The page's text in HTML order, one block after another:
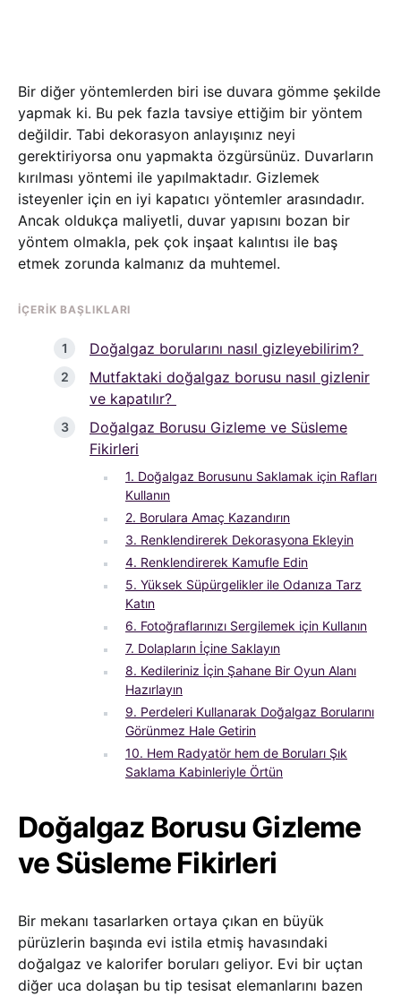
Bir diğer yöntemlerden biri ise duvara gömme şekilde
yapmak ki. Bu pek fazla tavsiye ettiğim bir yöntem
değildir. Tabi dekorasyon anlayışınız neyi
gerektiriyorsa onu yapmakta özgürsünüz. Duvarların
kırılması yöntemi ile yapılmaktadır. Gizlemek
isteyenler için en iyi kapatıcı yöntemler arasındadır.
Ancak oldukça maliyetli, duvar yapısını bozan bir
yöntem olmakla, pek çok inşaat kalıntısı ile baş
etmek zorunda kalmanız da muhtemel.
İÇERIK BAŞLIKLARI
Doğalgaz borularını nasıl gizleyebilirim?
Mutfaktaki doğalgaz borusu nasıl gizlenir
ve kapatılır?
Doğalgaz Borusu Gizleme ve Süsleme
Fikirleri
1. Doğalgaz Borusunu Saklamak için Rafları
Kullanın
2. Borulara Amaç Kazandırın
3. Renklendirerek Dekorasyona Ekleyin
4. Renklendirerek Kamufle Edin
5. Yüksek Süpürgelikler ile Odanıza Tarz
Katın
6. Fotoğraflarınızı Sergilemek için Kullanın
7. Dolapların İçine Saklayın
8. Kedileriniz İçin Şahane Bir Oyun Alanı
Hazırlayın
9. Perdeleri Kullanarak Doğalgaz Borularını
Görünmez Hale Getirin
10. Hem Radyatör hem de Boruları Şık
Saklama Kabinleriyle Örtün
Doğalgaz Borusu Gizleme
ve Süsleme Fikirleri
Bir mekanı tasarlarken ortaya çıkan en büyük
pürüzlerin başında evi istila etmiş havasındaki
doğalgaz ve kalorifer boruları geliyor. Evi bir uçtan
diğer uca dolaşan bu tip tesisat elemanlarını bazen